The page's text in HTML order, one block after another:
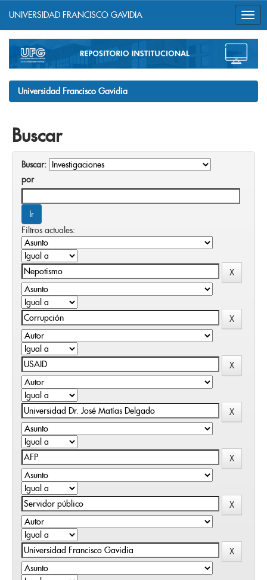
navigation
UNIVERSIDAD FRANCISCO GAVIDIA
Universidad Francisco Gavidia
Buscar
Buscar:
por
Filtros actuales: